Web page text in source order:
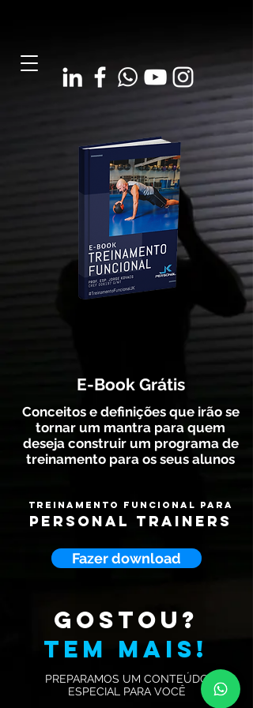
E-Book Grátis
Conceitos e definições que irão se
tornar um mantra para quem
deseja construir um programa de
treinamento para os seus alunos
Treinamento Funcional para
Personal Trainers
Fazer download
GOSTOU?
TEM MAIS!
PREPARAMOS UM CONTEÚDO
ESPECIAL PARA VOCÊ